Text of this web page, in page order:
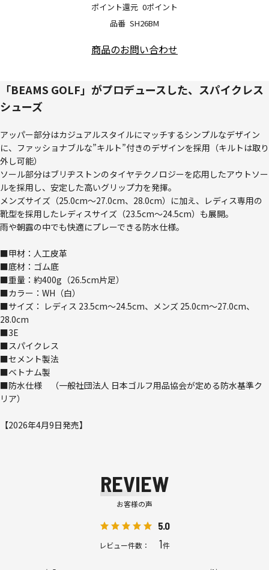
品番 SH26BM
ポイント還元 0ポイント
商品のお問い合わせ
「BEAMS GOLF」がプロデュースした、スパイクレス
シューズ
アッパー部分はカジュアルスタイルにマッチするシンプルなデザイン
に、ファッショナブルな”キルト”付きのデザインを採用（キルトは取り
外し可能）
ソール部分はブリヂストンのタイヤテクノロジーを応用したアウトソー
ルを採用し、安定した高いグリップ力を発揮。
メンズサイズ（25.0cm～27.0cm、28.0cm）に加え、レディス専用の
靴型を採用したレディスサイズ（23.5cm～24.5cm）も展開。
雨や朝露の中でも快適にプレーできる防水仕様。
■甲材：人工皮革
■底材：ゴム底
■重量：約400g（26.5cm片足）
■カラー：WH（白）
■サイズ： レディス 23.5cm～24.5cm、メンズ 25.0cm～27.0cm、
28.0cm
■3E
■スパイクレス
■セメント製法
■ベトナム製
■防水仕様 （一般社団法人 日本ゴルフ用品協会が定める防水基準ク
リア）
【2026年4月9日発売】
REVIEW
お客様の声
5.0
レビュー件数： 1件